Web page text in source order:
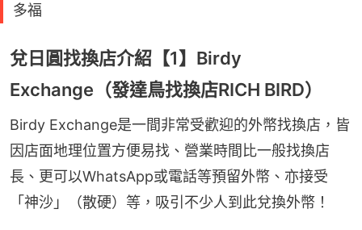
多福
兌日圓找換店介紹【1】Birdy
Exchange（發達鳥找換店​RICH BIRD）
Birdy Exchange是一間非常受歡迎的外幣找換店，皆
因店面地理位置方便易找、營業時間比一般找換店
長、更可以WhatsApp或電話等預留外幣、亦接受
「神沙」（散硬）等，吸引不少人到此兌換外幣！